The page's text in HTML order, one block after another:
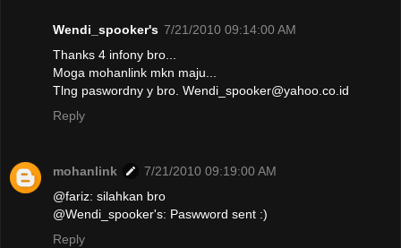
Wendi_spooker's 7/21/2010 09:14:00 AM
Thanks 4 infony bro...
Moga mohanlink mkn maju...
Tlng paswordny y bro. Wendi_spooker@yahoo.co.id
Reply
mohanlink
7/21/2010 09:19:00 AM
@fariz: silahkan bro
@Wendi_spooker's: Paswword sent :)
Reply